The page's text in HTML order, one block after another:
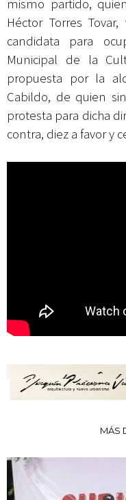
mismo partido,
Héctor Torres
candidata para
Municipal de la
propuesta por la
Cabildo, de quien
protesta para dicha
contra, diez a favor y
MÁS